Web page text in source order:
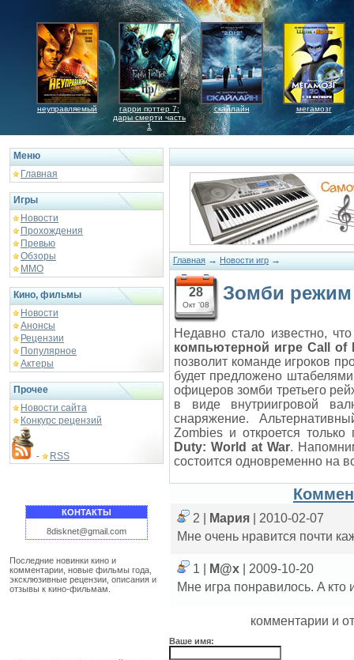
неуправляемый
гарри поттер 7:
дары смерти часть
1
скайлайн мегамозг
Меню
Главная
Игры
Новости
Прохождения
Превью
Обзоры
ММО
Кино, фильмы
Новости
Анонсы
Рецензии
Популярное
Актеры
Прочее
Новости сайта
Конкурс рецензий
- RSS
КОНТАКТЫ
8disknet@gmail.com
Последние новинки кино и
комментарии, новые фильмы года,
эксклюзивные рецензии, описания и
отзывы к кино-фильмам.
Главная → Новости игр →
28
Окт '08
Зомби режим
Недавно стало известно,
компьютерной игре Call of
позволит команде игроков
будет предложено
офицеров зомби третьего
в виде внутриигровой
снаряжение.
Zombies и откроется
Duty: World at War.
состоится одновременно на
2 | Мария
| 2010-02-07
Мне очень нравится почти
1 | М@x
| 2009-10-20
Мне игра понравилось. A
комментарии и
Ваше имя: